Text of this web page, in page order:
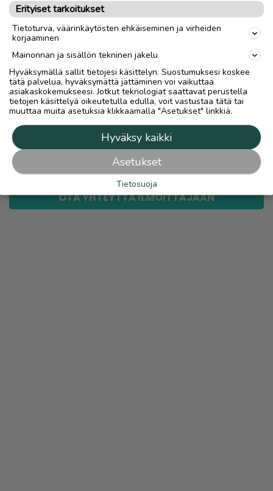
Yksityinen myyjä. Yksityisomaisuutta.
Toimitus
Lähetys
Nouto
link
Ilmoittaja:markus ojatalo
Katso ilmoittajan kaikki ilmoitukset(233
OTA YHTEYTTÄ ILMOITTAJAAN
Erityiset tarkoitukset
Tietoturva, väärinkäytösten ehkäiseminen ja virheiden
korjaaminen
Mainonnan ja sisällön tekninen jakelu
Hyväksymällä sallit tietojesi käsittelyn. Suostumuksesi koskee
tätä palvelua, hyväksymättä jättäminen voi vaikuttaa
asiakaskokemukseesi. Jotkut teknologiat saattavat perustella
tietojen käsittelyä oikeutetulla edulla, voit vastustaa tätä tai
muuttaa muita asetuksia klikkaamalla "Asetukset" linkkiä.
Hyväksy kaikki
Asetukset
Tietosuoja